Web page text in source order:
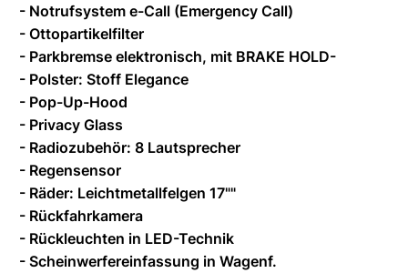
- Notrufsystem e-Call (Emergency Call)
- Ottopartikelfilter
- Parkbremse elektronisch, mit BRAKE HOLD-
- Polster: Stoff Elegance
- Pop-Up-Hood
- Privacy Glass
- Radiozubehör: 8 Lautsprecher
- Regensensor
- Räder: Leichtmetallfelgen 17""
- Rückfahrkamera
- Rückleuchten in LED-Technik
- Scheinwerfereinfassung in Wagenf.